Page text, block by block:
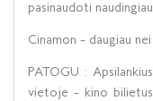
pasinaudoti
Cinamon – daugiau
PATOGU :
vietoje – kino